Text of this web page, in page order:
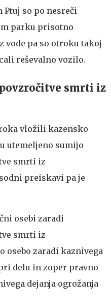
Ptuj so po nesreči
parku prisotno
vode pa so otroku takoj
reševalno vozilo.
smrti iz
vložili kazensko
utemeljeno sumijo
smrti iz
preiskavi pa je
osebi zaradi
smrti iz
osebo zaradi kaznivega
delu in zoper pravno
dejanja ogrožanja